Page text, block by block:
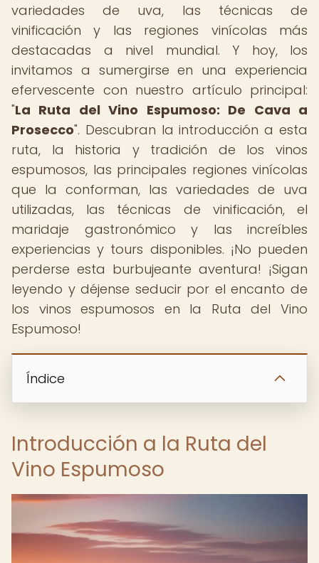
variedades de uva, las técnicas de
vinificación y las regiones vinícolas más
destacadas a nivel mundial. Y hoy, los
invitamos a sumergirse en una experiencia
efervescente con nuestro artículo principal:
"La Ruta del Vino Espumoso: De Cava a
Prosecco". Descubran la introducción a esta
ruta, la historia y tradición de los vinos
espumosos, las principales regiones vinícolas
que la conforman, las variedades de uva
utilizadas, las técnicas de vinificación, el
maridaje gastronómico y las increíbles
experiencias y tours disponibles. ¡No pueden
perderse esta burbujeante aventura! ¡Sigan
leyendo y déjense seducir por el encanto de
los vinos espumosos en la Ruta del Vino
Espumoso!
Índice
Introducción a la Ruta del
Vino Espumoso